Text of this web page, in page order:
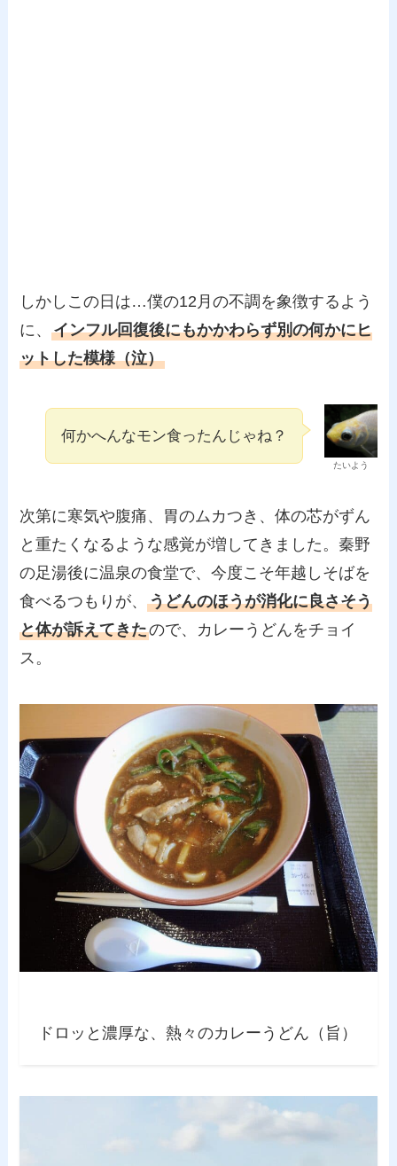
しかしこの日は…僕の12月の不調を象徴するよう
に、インフル回復後にもかかわらず別の何かにヒ
ットした模様（泣）
たいよう
何かへんなモン食ったんじゃね？
次第に寒気や腹痛、胃のムカつき、体の芯がずん
と重たくなるような感覚が増してきました。秦野
の足湯後に温泉の食堂で、今度こそ年越しそばを
食べるつもりが、うどんのほうが消化に良さそう
と体が訴えてきたので、カレーうどんをチョイ
ス。
ドロッと濃厚な、熱々のカレーうどん（旨）